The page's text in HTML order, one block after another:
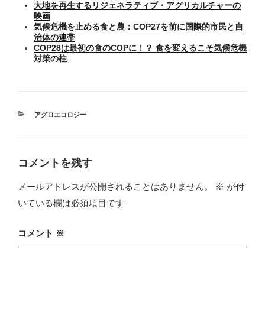
大地を再生するリジェネラティブ・アグリカルチャーの
映画
気候危機を止める食と農：COP27を前に国際的市民と自
治体の連帯
COP28は最初の食のCOPに！？ 食を変えるこそ気候危機
対策の柱
カ
アグロエコロジー
コメントを残す
メールアドレスが公開されることはありません。 ※ が付
いている欄は必須項目です
コメント ※